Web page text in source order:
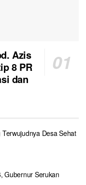
Azis
8 PR
dan
Desa Sehat
Gubernur Serukan